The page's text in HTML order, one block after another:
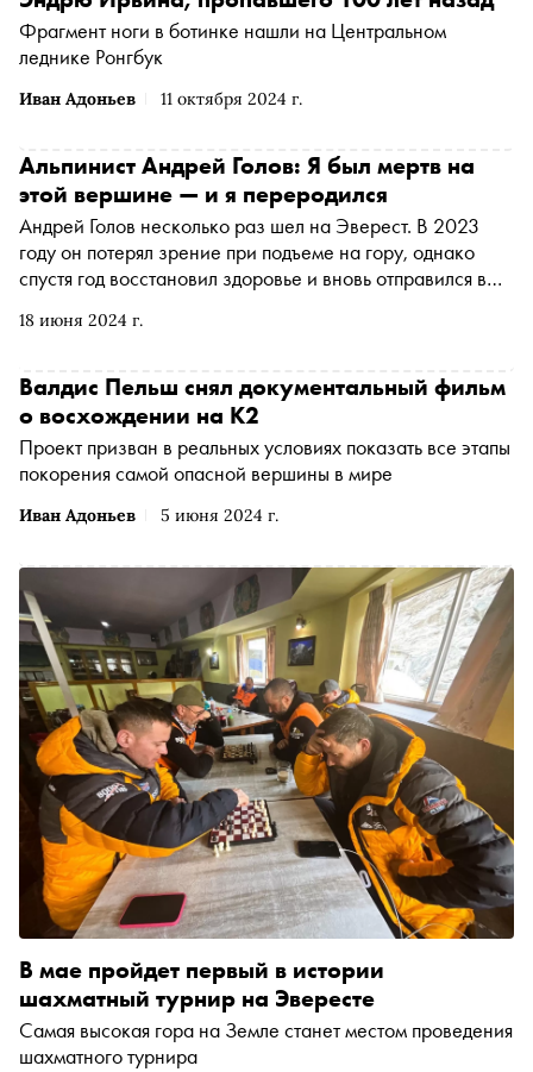
Иван Адоньев 11 октября 2024 г.
Фрагмент ноги в ботинке нашли на Центральном
леднике Ронгбук
18 июня 2024 г.
Альпинист Андрей Голов: Я был мертв на
этой вершине — и я переродился
Андрей Голов несколько раз шел на Эверест. В 2023
году он потерял зрение при подъеме на гору, однако
спустя год восстановил здоровье и вновь отправился в
зрение во второй раз, но его спасли — это первый
вывести с высоты 8600 метров. Альпинист рассказал
«Снобу» о том, как сопротивлялся смерти на самой
высокой точке Земли, что чувствует тело в условиях
стратосферы и как горы показывают, чего стоит человек
Иван Адоньев 5 июня 2024 г.
Валдис Пельш снял документальный фильм
о восхождении на К2
Проект призван в реальных условиях показать все этапы
покорения самой опасной вершины в мире
В мае пройдет первый в истории
шахматный турнир на Эвересте
Самая высокая гора на Земле станет местом проведения
шахматного турнира